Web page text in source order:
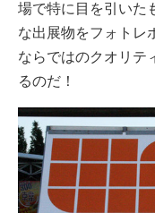
場で特に目を引いた
な出展物をフォトレ
ならではのクオリテ
るのだ！